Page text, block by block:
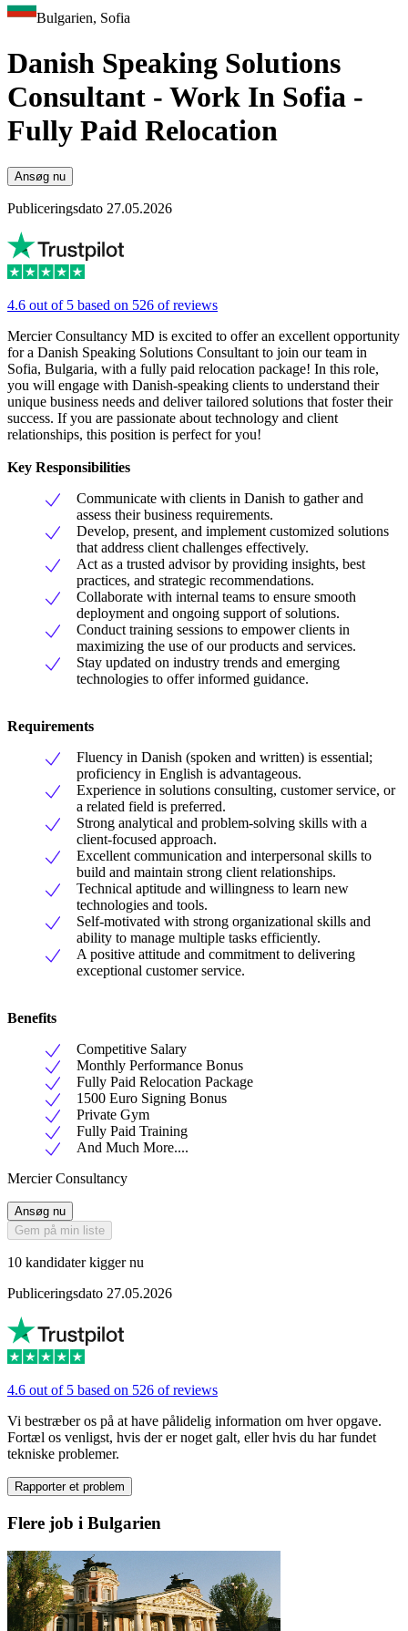
Bulgarien, Sofia
Danish Speaking Solutions
Consultant - Work In Sofia -
Fully Paid Relocation
Ansøg nu
Publiceringsdato 27.05.2026
4.6 out of 5 based on 526 of reviews
Mercier Consultancy MD is excited to offer an excellent opportunity
for a Danish Speaking Solutions Consultant to join our team in
Sofia, Bulgaria, with a fully paid relocation package! In this role,
you will engage with Danish-speaking clients to understand their
unique business needs and deliver tailored solutions that foster their
success. If you are passionate about technology and client
relationships, this position is perfect for you!
Key Responsibilities
Communicate with clients in Danish to gather and
assess their business requirements.
Develop, present, and implement customized solutions
that address client challenges effectively.
Act as a trusted advisor by providing insights, best
practices, and strategic recommendations.
Collaborate with internal teams to ensure smooth
deployment and ongoing support of solutions.
Conduct training sessions to empower clients in
maximizing the use of our products and services.
Stay updated on industry trends and emerging
technologies to offer informed guidance.
Requirements
Fluency in Danish (spoken and written) is essential;
proficiency in English is advantageous.
Experience in solutions consulting, customer service, or
a related field is preferred.
Strong analytical and problem-solving skills with a
client-focused approach.
Excellent communication and interpersonal skills to
build and maintain strong client relationships.
Technical aptitude and willingness to learn new
technologies and tools.
Self-motivated with strong organizational skills and
ability to manage multiple tasks efficiently.
A positive attitude and commitment to delivering
exceptional customer service.
Benefits
Competitive Salary
Monthly Performance Bonus
Fully Paid Relocation Package
1500 Euro Signing Bonus
Private Gym
Fully Paid Training
And Much More....
Mercier Consultancy
Ansøg nu
Gem på min liste
10 kandidater kigger nu
Publiceringsdato 27.05.2026
4.6 out of 5 based on 526 of reviews
Vi bestræber os på at have pålidelig information om hver opgave.
Fortæl os venligst, hvis der er noget galt, eller hvis du har fundet
tekniske problemer.
Rapporter et problem
Flere job i Bulgarien